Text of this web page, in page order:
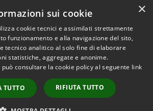
accessibilità
Copyright © 2026 • Comune di
Maniace • Powered by
Municipium•
Accesso
redazione
×
sui cookie
cookie tecnici e assimilati strettamente
funzionamento e alla navigazione del sito,
tecnico analitico al solo fine di elaborare
statistiche, aggregate e anonime.
consultare la cookie policy al seguente link
TUTTO RIFIUTA TUTTO